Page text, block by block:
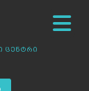
ცენტრი